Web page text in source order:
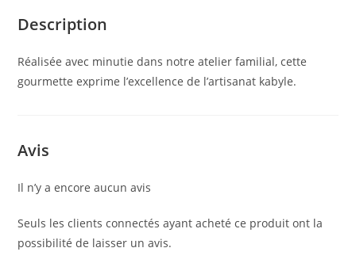
Description
Réalisée avec minutie dans notre atelier familial, cette
gourmette exprime l’excellence de l’artisanat kabyle.
Avis
Il n’y a encore aucun avis
Seuls les clients connectés ayant acheté ce produit ont la
possibilité de laisser un avis.